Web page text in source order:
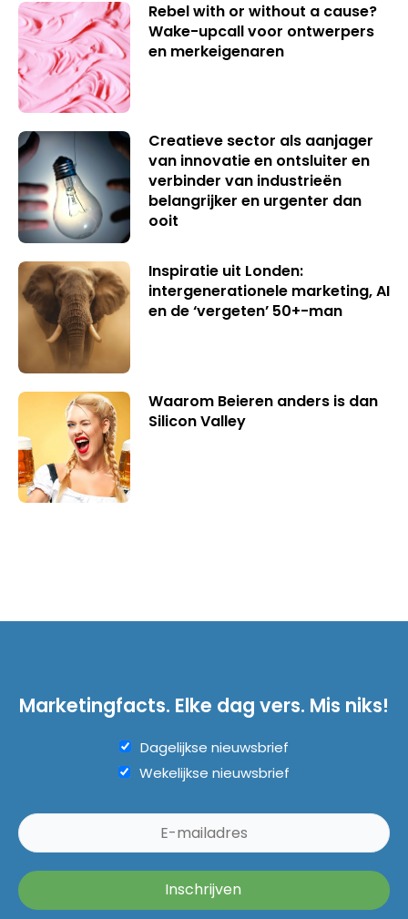
Rebel with or without a cause?
Wake-upcall voor ontwerpers
en merkeigenaren
Creatieve sector als aanjager
van innovatie en ontsluiter en
verbinder van industrieën
belangrijker en urgenter dan
ooit
Inspiratie uit Londen:
intergenerationele marketing, AI
en de ‘vergeten’ 50+-man
Waarom Beieren anders is dan
Silicon Valley
Marketingfacts. Elke dag vers. Mis niks!
Dagelijkse nieuwsbrief
Wekelijkse nieuwsbrief